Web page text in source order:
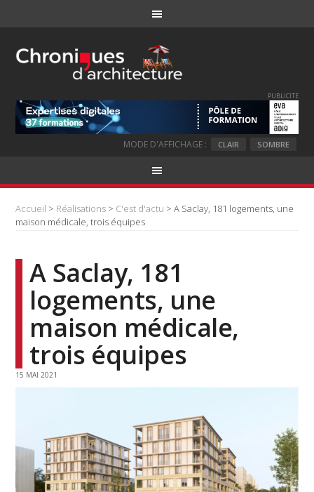
PUBLICITE
MODE D'AFFICHAGE : CLAIR SOMBRE
Accueil > Réalisations > C'est d'actu > A Saclay, 181 logements, une
maison médicale, trois équipes
A Saclay, 181
logements, une
maison médicale,
trois équipes
15 MAI 2021